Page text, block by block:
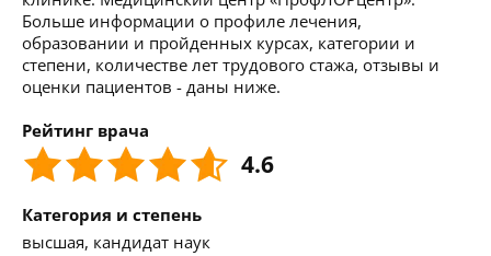
Больше информации о профиле лечения,
образовании и пройденных курсах, категории и
степени, количестве лет трудового стажа, отзывы и
оценки пациентов - даны ниже.
Рейтинг врача
4.6
Категория и степень
высшая, кандидат наук